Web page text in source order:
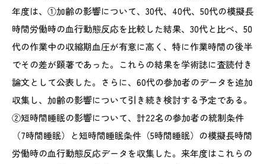
年度は、①加齢の影響について、30代、40代、50代の模擬長
時間労働時の血行動態反応を比較した結果、30代と比べ、50
代の作業中の収縮期血圧が有意に高く、特に作業時間の後半
でその差が顕著であった。これらの結果を学術誌に査読付き
論文として公表した。さらに、60代の参加者のデータを追加
収集し、加齢の影響について引き続き検討する予定である。
②短時間睡眠の影響について、計22名の参加者の統制条件
（7時間睡眠）と短時間睡眠条件（5時間睡眠）の模擬長時間
労働時の血行動態反応データを収集した。来年度はこれらの